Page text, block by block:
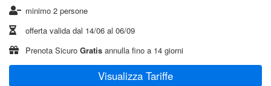
minimo 2 persone
offerta valida dal 14/06 al 06/09
Prenota Sicuro Gratis annulla fino a 14 giorni
Visualizza Tariffe